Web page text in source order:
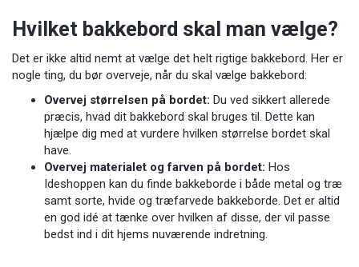
Hvilket bakkebord skal man vælge?
Det er ikke altid nemt at vælge det helt rigtige bakkebord. Her er
nogle ting, du bør overveje, når du skal vælge bakkebord:
Overvej størrelsen på bordet: Du ved sikkert allerede
præcis, hvad dit bakkebord skal bruges til. Dette kan
hjælpe dig med at vurdere hvilken størrelse bordet skal
have.
Overvej materialet og farven på bordet: Hos
Ideshoppen kan du finde bakkeborde i både metal og træ
samt sorte, hvide og træfarvede bakkeborde. Det er altid
en god idé at tænke over hvilken af disse, der vil passe
bedst ind i dit hjems nuværende indretning.